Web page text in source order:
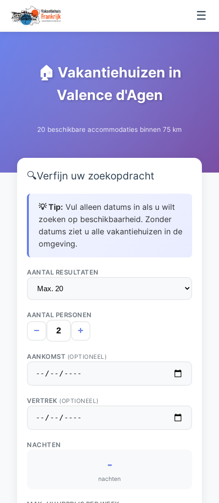
☰
🏠 Vakantiehuizen in
Valence d'Agen
20 beschikbare accommodaties binnen 75 km
🔍Verfijn uw zoekopdracht
💡 Tip: Vul alleen datums in als u wilt
zoeken op beschikbaarheid. Zonder
datums ziet u alle vakantiehuizen in de
omgeving.
AANTAL RESULTATEN
AANTAL PERSONEN
− +
AANKOMST (OPTIONEEL)
VERTREK (OPTIONEEL)
NACHTEN
-
nachten